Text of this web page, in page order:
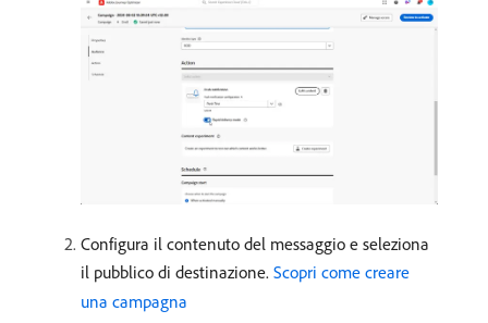
Configura il contenuto del messaggio e seleziona
il pubblico di destinazione. Scopri come creare
una campagna